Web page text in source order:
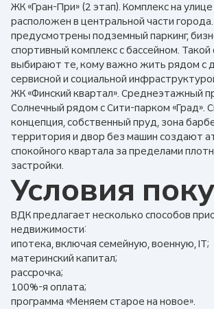
ЖК «Гран-При» (2 этап). Комплекс на
расположен в центральной части
предусмотрены подземный паркинг,
спортивный комплекс с бассейном.
выбирают те, кому важно жить рядом с
сервисной и социальной
ЖК «Финский квартал». Среднеэтажный
Солнечный рядом с Сити-парком «Град».
концепция, собственный пруд, зона
территория и двор без машин создают
спокойного квартала за пределами
застройки.
Условия
ВДК предлагает несколько способов
недвижимости:
ипотека, включая семейную, военную, IT;
материнский капитал;
рассрочка;
100%-я оплата;
программа «Меняем старое на новое».